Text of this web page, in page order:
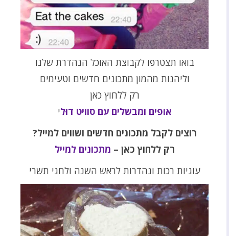
בואו תצטרפו לקבוצת האוכל הנהדרת שלנו
וליהנות מהמון מתכונים חדשים וטעימים
רק ללחוץ כאן
אופים ומבשלים עם סוויט דוּלי
רוצים לקבל מתכונים חדשים ושווים למייל?
רק ללחוץ כאן – מתכונים למייל
עוגיות רכות ונהדרות לראש השנה ולחגי תשרי